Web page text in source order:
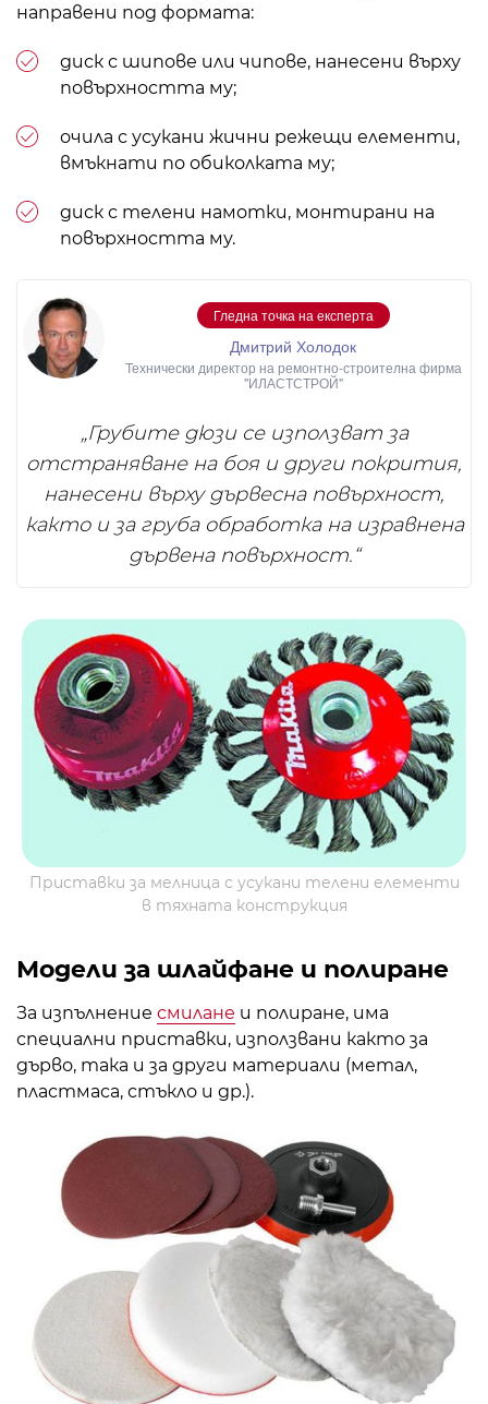
направени под формата:
диск с шипове или чипове, нанесени върху
повърхността му;
очила с усукани жични режещи елементи,
вмъкнати по обиколката му;
диск с телени намотки, монтирани на
повърхността му.
Гледна точка на експерта
Дмитрий Холодок
Технически директор на ремонтно-строителна фирма
"ИЛАСТСТРОЙ"
„Грубите дюзи се използват за
отстраняване на боя и други покрития,
нанесени върху дървесна повърхност,
както и за груба обработка на изравнена
дървена повърхност.“
Приставки за мелница с усукани телени елементи
в тяхната конструкция
Модели за шлайфане и полиране
За изпълнение смилане и полиране, има
специални приставки, използвани както за
дърво, така и за други материали (метал,
пластмаса, стъкло и др.).